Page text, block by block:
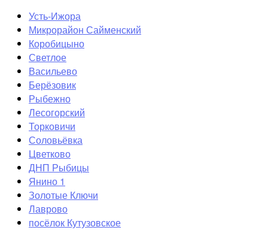
Усть-Ижора
Микрорайон Сайменский
Коробицыно
Светлое
Васильево
Берёзовик
Рыбежно
Лесогорский
Торковичи
Соловьёвка
Цветково
ДНП Рыбицы
Янино 1
Золотые Ключи
Лаврово
посёлок Кутузовское